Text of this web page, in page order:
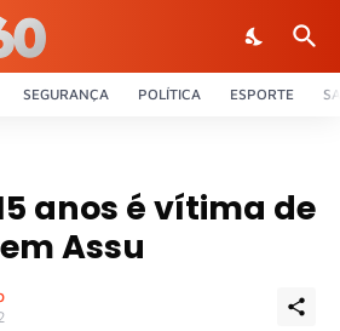
SEGURANÇA POLÍTICA ESPORTE
anos é vítima de
Assu